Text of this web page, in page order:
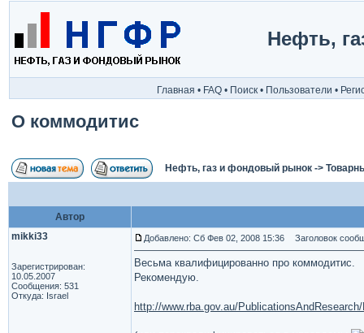
Нефть,
Главная • FAQ • Поиск • Пользователи •
О коммодитис
Нефть, газ и фондовый рынок ->
Автор
mikki33
Зарегистрирован:
10.05.2007
Сообщения: 531
Откуда: Israel
Добавлено: Сб Фев 02, 2008 15:36 Заголовок
Весьма квалифицированно про коммодитис.
Рекомендую.
http://www.rba.gov.au/